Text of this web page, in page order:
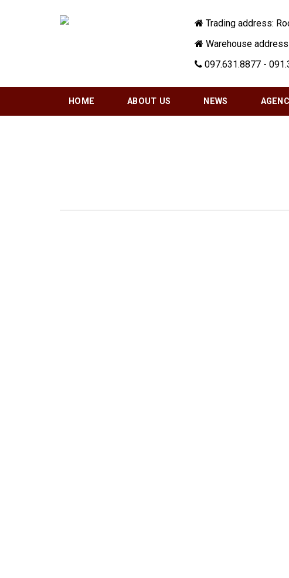
Trading address:
Warehouse address
097.631.8877 -
HOME ABOUT US NEWS